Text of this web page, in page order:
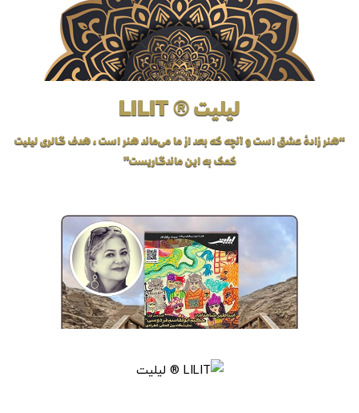
لیلیت ® LILIT
“هنر زادهٔ عشق است و آنچه که بعد از ما می‌ماند هنر است، هدف گالری لیلیت
کمک به این ماندگاریست”